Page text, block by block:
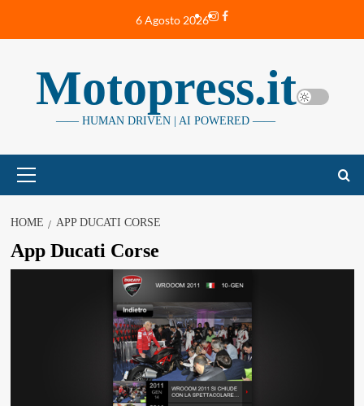
6 Agosto 2026Instagram
Facebook
Motopress.it
—— HUMAN DRIVEN | AI POWERED ——
principale
HOME APP DUCATI CORSE
App Ducati Corse